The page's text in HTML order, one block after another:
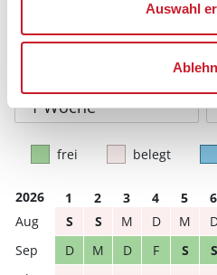
Auswahl
Reisezeitraumes auch
Hausbeschreibung und/oder
frei belegt
2026 1 2 3 4 5 6
S
S M D M
D
M D F S S